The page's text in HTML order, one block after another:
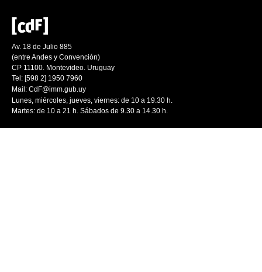
Av. 18 de Julio 885
(entre Andes y Convención)
CP 11100. Montevideo. Uruguay
Tel: [598 2] 1950 7960
Mail: CdF@imm.gub.uy
Lunes, miércoles, jueves, viernes: de 10 a 19.30 h.
Martes: de 10 a 21 h. Sábados de 9.30 a 14.30 h.